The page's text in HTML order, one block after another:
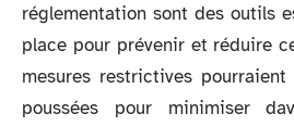
réglementation sont des outils
place pour prévenir et réduire
mesures restrictives
poussées pour minimiser